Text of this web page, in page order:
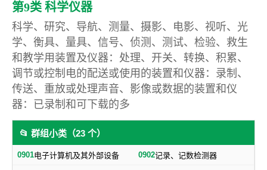
第9类 科学仪器
科学、研究、导航、测量、摄影、电影、视听、光
学、衡具、量具、信号、侦测、测试、检验、救生
和教学用装置及仪器：处理、开关、转换、积累、
调节或控制电的配送或使用的装置和仪器：录制、
传送、重放或处理声音、影像或数据的装置和仪
器：已录制和可下载的多
📂 群组小类（23 个）
0901电子计算机及其外部设备 0902记录、记数检测器